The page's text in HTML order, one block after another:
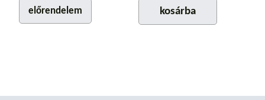
előrendelem kosárba